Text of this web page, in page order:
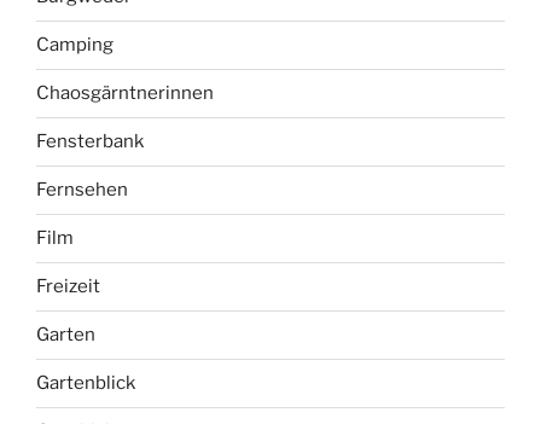
Burgwedel
Camping
Chaosgärntnerinnen
Fensterbank
Fernsehen
Film
Freizeit
Garten